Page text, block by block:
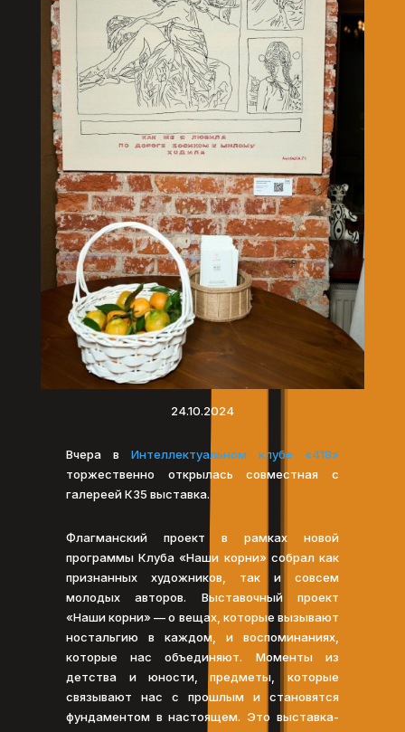
24.10.2024
Вчера в Интеллектуальном клубе «418»
торжественно открылась совместная с
галереей К35 выставка.
Флагманский проект в рамках новой
программы Клуба «Наши корни» собрал как
признанных художников, так и совсем
молодых авторов. Выставочный проект
«Наши корни» — о вещах, которые вызывают
ностальгию в каждом, и воспоминаниях,
которые нас объединяют. Моменты из
детства и юности, предметы, которые
связывают нас с прошлым и становятся
фундаментом в настоящем. Это выставка-